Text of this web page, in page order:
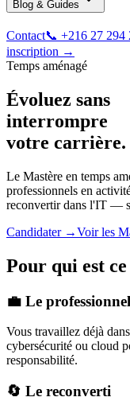
Blog & Guides
Contact📞 +216 27 294
inscription →
Temps aménagé
Évoluez sans
interrompre
votre carrière.
Le Mastère en temps
professionnels en
reconvertir dans l'IT —
Candidater →Voir les
Pour qui est
💼 Le
Vous travaillez déjà
cybersécurité ou cloud
responsabilité.
🔄 Le reconverti